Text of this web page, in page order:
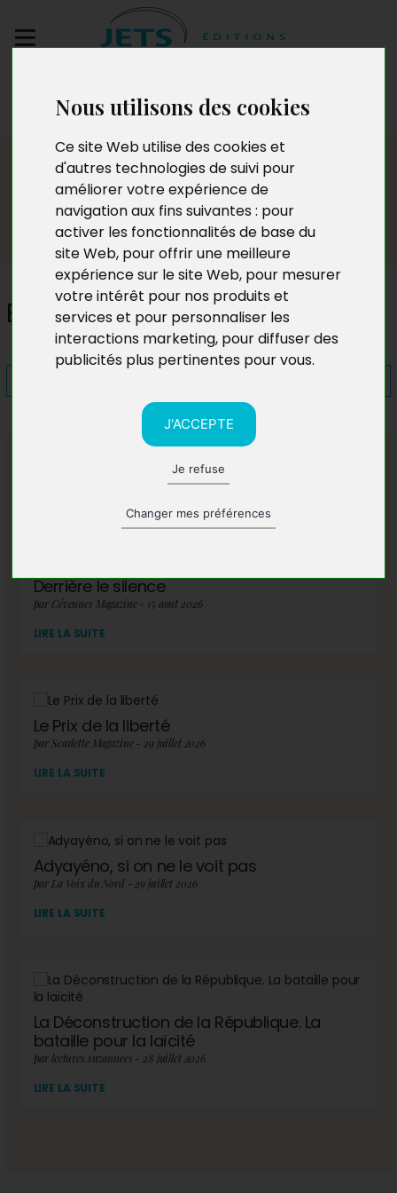
Nous utilisons des cookies
Ce site Web utilise des cookies et
d'autres technologies de suivi pour
améliorer votre expérience de
navigation aux fins suivantes : pour
activer les fonctionnalités de base du
site Web, pour offrir une meilleure
expérience sur le site Web, pour mesurer
votre intérêt pour nos produits et
services et pour personnaliser les
interactions marketing, pour diffuser des
publicités plus pertinentes pour vous.
J'ACCEPTE
Je refuse
Changer mes préférences
manuscrit
Presse
Eux
A lire également
Derrière le silence
par Cévennes Magazine - 15 août 2026
LIRE LA SUITE
Le Prix de la liberté
par Scarlette Magazine - 29 juillet 2026
LIRE LA SUITE
Adyayéno, si on ne le voit pas
par La Voix du Nord - 29 juillet 2026
LIRE LA SUITE
La Déconstruction de la République. La
bataille pour la laïcité
par lectures.suzannees - 28 juillet 2026
LIRE LA SUITE